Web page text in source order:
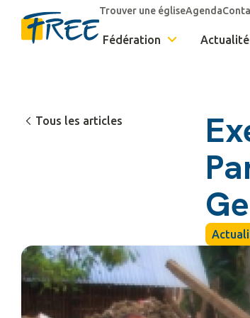
Trouver une égliseAgenda
Fédération
Tous les articles